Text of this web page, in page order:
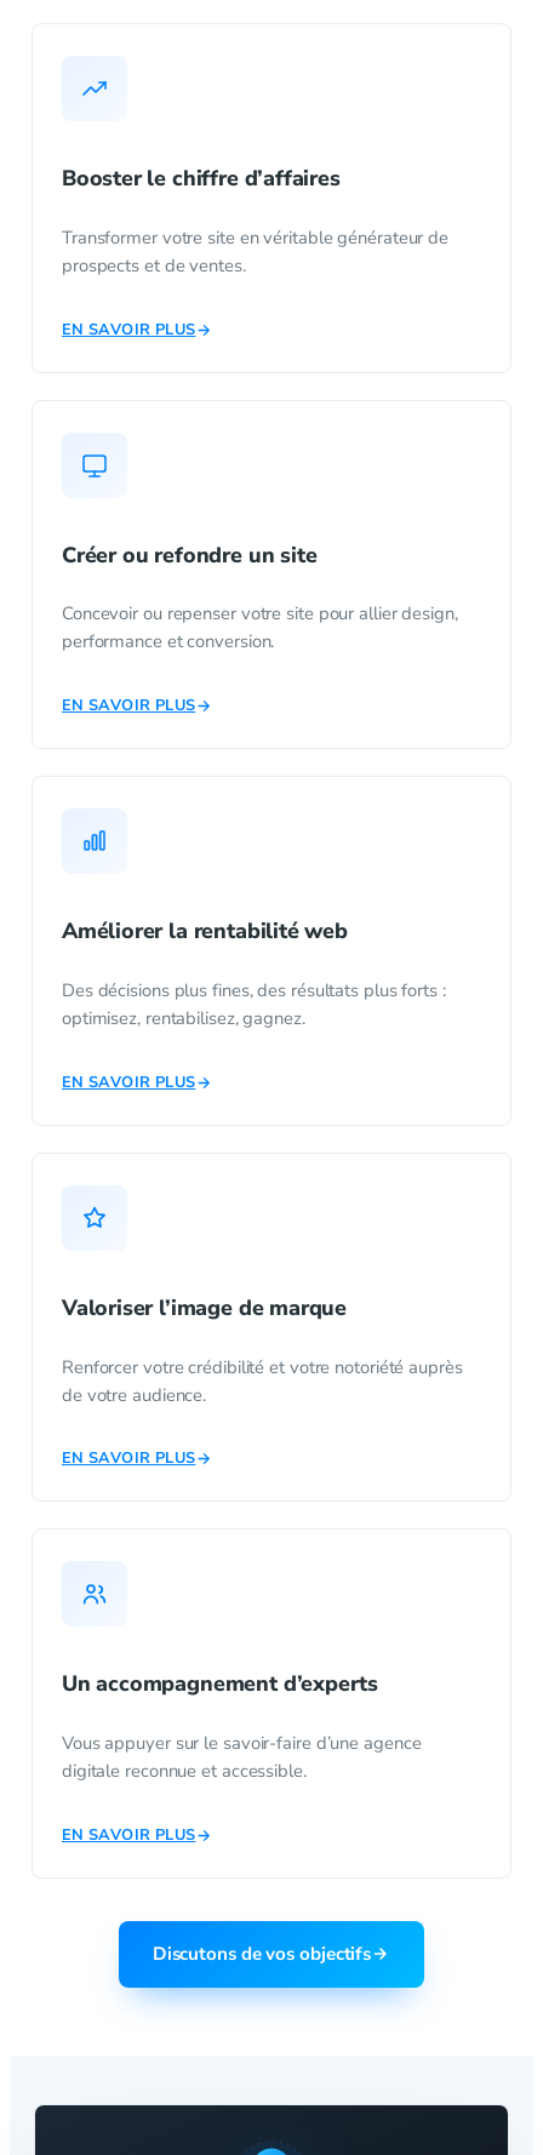
Booster le chiffre d’affaires
Transformer votre site en véritable générateur de
prospects et de ventes.
EN SAVOIR PLUS
Créer ou refondre un site
Concevoir ou repenser votre site pour allier design,
performance et conversion.
EN SAVOIR PLUS
Améliorer la rentabilité web
Des décisions plus fines, des résultats plus forts :
optimisez, rentabilisez, gagnez.
EN SAVOIR PLUS
Valoriser l’image de marque
Renforcer votre crédibilité et votre notoriété auprès
de votre audience.
EN SAVOIR PLUS
Un accompagnement d’experts
Vous appuyer sur le savoir-faire d’une agence
digitale reconnue et accessible.
EN SAVOIR PLUS
Discutons de vos objectifs